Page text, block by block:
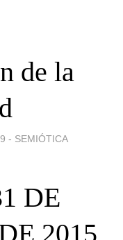
de la
- SEMIÓTICA
DE
2015